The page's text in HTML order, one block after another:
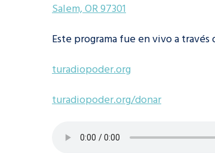
Salem, OR 97301
Este programa fue en vivo a través
turadiopoder.org
turadiopoder.org/donar